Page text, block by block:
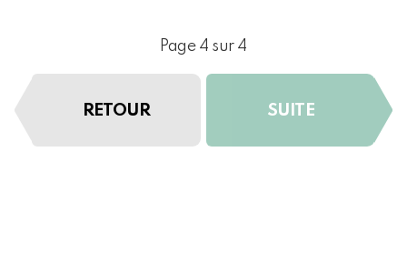
Page 4 sur 4
RETOUR SUITE